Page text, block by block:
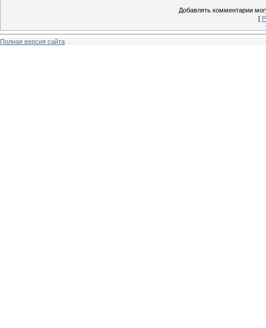
Добавлять комментарии
[
Полная версия сайта